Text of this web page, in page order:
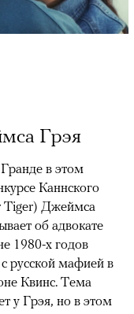
Грэя
в этом
Каннского
Tiger) Джеймса
об адвокате
1980-х годов
русской мафией в
Квинс. Тема
у Грэя, но в этом